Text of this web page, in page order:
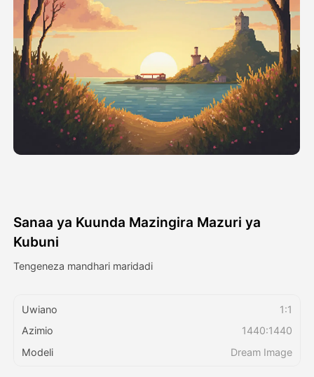
Video ya Avatar
▼
Video ya AI ▼
Picha
Vifaa Vingine
Galerii
Bei
Sanaa ya Kuunda Mazingira Mazuri ya
Kubuni
Tengeneza mandhari maridadi
Uwiano
1:1
Azimio
1440:1440
Modeli
Dream Image